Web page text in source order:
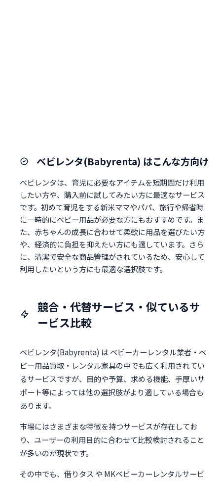
ベビレンタ(Babyrenta) はこんな方向け
ベビレンタは、育児に必要なアイテムを短期間だけ利用
したい方や、購入前に試してみたい方に最適なサービス
です。初めて育児をする新米ママやパパ、旅行や帰省時
に一時的にベビー用品が必要な方にもおすすめです。ま
た、赤ちゃんの成長に合わせて柔軟に用品を選びたい方
や、経済的に負担を抑えたい方にも適しています。さら
に、清潔で安全な商品管理がされているため、安心して
利用したいという方にも最適な選択肢です。
競合・代替サービス・似ているサ
ービス比較
ベビレンタ(Babyrenta) は ベビーカーレンタル業者・ベ
ビー用品買取・レンタル家具の中でも広く利用されてい
るサービスですが、目的や予算、求める機能、手厚いサ
ポート等によっては他の選択肢がより適している場合も
あります。
市場にはさまざまな特徴を持つサービスが存在してお
り、ユーザーの利用目的に合わせて比較検討されること
が多いのが現状です。
その中でも、借りタス や MKベビーカーレンタルサービ